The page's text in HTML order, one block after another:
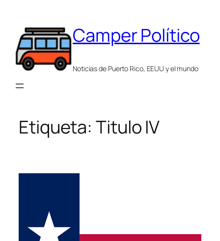
contenido
Camper Político
Noticias de Puerto Rico, EEUU y el mundo
Etiqueta: Titulo IV